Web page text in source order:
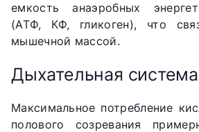
емкость анаэробных
(АТФ, КФ, гликоген), что
мышечной массой.
Дыхательная система
Максимальное потребление
полового созревания